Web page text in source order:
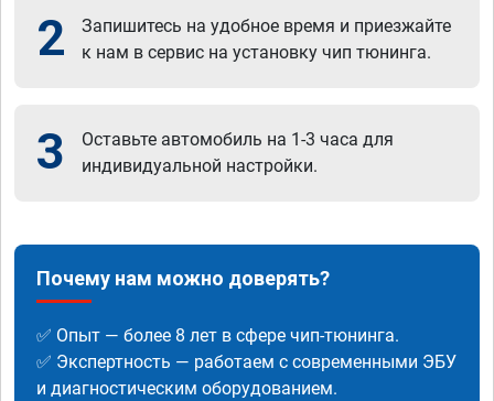
2
Запишитесь на удобное время и приезжайте
к нам в сервис на установку чип тюнинга.
3
Оставьте автомобиль на 1-3 часа для
индивидуальной настройки.
Почему нам можно доверять?
✅ Опыт — более 8 лет в сфере чип-тюнинга.
✅ Экспертность — работаем с современными ЭБУ
и диагностическим оборудованием.